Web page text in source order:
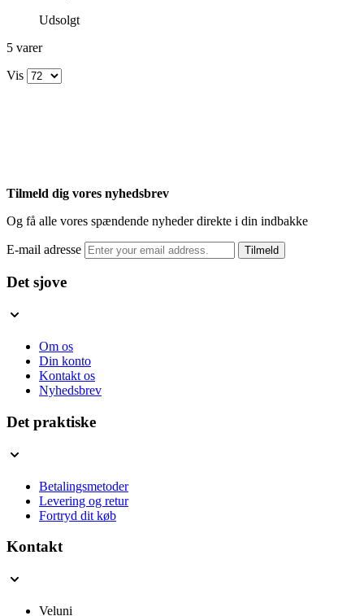
Udsolgt
5 varer
Vis
Tilmeld dig vores nyhedsbrev
Og få alle vores spændende nyheder direkte i din indbakke
E-mail adresse Tilmeld
Det sjove
Om os
Din konto
Kontakt os
Nyhedsbrev
Det praktiske
Betalingsmetoder
Levering og retur
Fortryd dit køb
Kontakt
Veluni